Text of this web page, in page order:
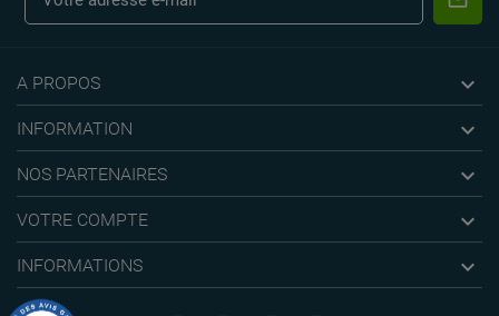
A PROPOS 
INFORMATION 
NOS PARTENAIRES 
VOTRE COMPTE 
INFORMATIONS 